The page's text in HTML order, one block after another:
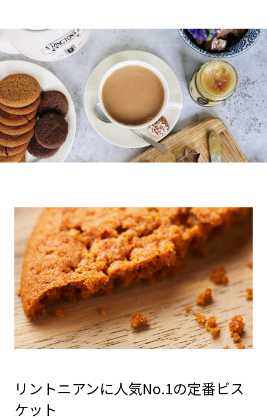
リントニアンに人気No.1の定番ビス
ケット